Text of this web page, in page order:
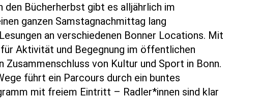
den Bücherherbst gibt es alljährlich im
ganzen Samstagnachmittag lang
an verschiedenen Bonner Locations. Mit
Aktivität und Begegnung im öffentlichen
Zusammenschluss von Kultur und Sport in Bonn.
führt ein Parcours durch ein buntes
mit freiem Eintritt – Radler*innen sind klar